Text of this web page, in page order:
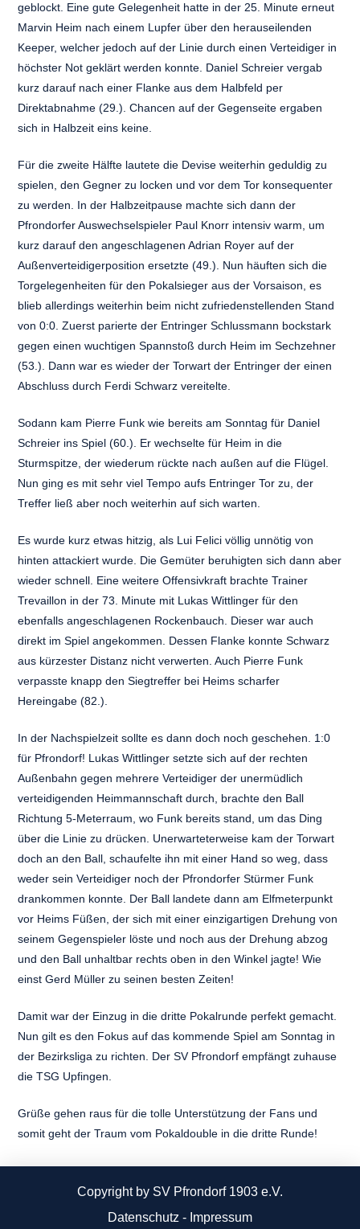
geblockt. Eine gute Gelegenheit hatte in der 25. Minute erneut
Marvin Heim nach einem Lupfer über den herauseilenden
Keeper, welcher jedoch auf der Linie durch einen Verteidiger in
höchster Not geklärt werden konnte. Daniel Schreier vergab
kurz darauf nach einer Flanke aus dem Halbfeld per
Direktabnahme (29.). Chancen auf der Gegenseite ergaben
sich in Halbzeit eins keine.
Für die zweite Hälfte lautete die Devise weiterhin geduldig zu
spielen, den Gegner zu locken und vor dem Tor konsequenter
zu werden. In der Halbzeitpause machte sich dann der
Pfrondorfer Auswechselspieler Paul Knorr intensiv warm, um
kurz darauf den angeschlagenen Adrian Royer auf der
Außenverteidigerposition ersetzte (49.). Nun häuften sich die
Torgelegenheiten für den Pokalsieger aus der Vorsaison, es
blieb allerdings weiterhin beim nicht zufriedenstellenden Stand
von 0:0. Zuerst parierte der Entringer Schlussmann bockstark
gegen einen wuchtigen Spannstoß durch Heim im Sechzehner
(53.). Dann war es wieder der Torwart der Entringer der einen
Abschluss durch Ferdi Schwarz vereitelte.
Sodann kam Pierre Funk wie bereits am Sonntag für Daniel
Schreier ins Spiel (60.). Er wechselte für Heim in die
Sturmspitze, der wiederum rückte nach außen auf die Flügel.
Nun ging es mit sehr viel Tempo aufs Entringer Tor zu, der
Treffer ließ aber noch weiterhin auf sich warten.
Es wurde kurz etwas hitzig, als Lui Felici völlig unnötig von
hinten attackiert wurde. Die Gemüter beruhigten sich dann aber
wieder schnell. Eine weitere Offensivkraft brachte Trainer
Trevaillon in der 73. Minute mit Lukas Wittlinger für den
ebenfalls angeschlagenen Rockenbauch. Dieser war auch
direkt im Spiel angekommen. Dessen Flanke konnte Schwarz
aus kürzester Distanz nicht verwerten. Auch Pierre Funk
verpasste knapp den Siegtreffer bei Heims scharfer
Hereingabe (82.).
In der Nachspielzeit sollte es dann doch noch geschehen. 1:0
für Pfrondorf! Lukas Wittlinger setzte sich auf der rechten
Außenbahn gegen mehrere Verteidiger der unermüdlich
verteidigenden Heimmannschaft durch, brachte den Ball
Richtung 5-Meterraum, wo Funk bereits stand, um das Ding
über die Linie zu drücken. Unerwarteterweise kam der Torwart
doch an den Ball, schaufelte ihn mit einer Hand so weg, dass
weder sein Verteidiger noch der Pfrondorfer Stürmer Funk
drankommen konnte. Der Ball landete dann am Elfmeterpunkt
vor Heims Füßen, der sich mit einer einzigartigen Drehung von
seinem Gegenspieler löste und noch aus der Drehung abzog
und den Ball unhaltbar rechts oben in den Winkel jagte! Wie
einst Gerd Müller zu seinen besten Zeiten!
Damit war der Einzug in die dritte Pokalrunde perfekt gemacht.
Nun gilt es den Fokus auf das kommende Spiel am Sonntag in
der Bezirksliga zu richten. Der SV Pfrondorf empfängt zuhause
die TSG Upfingen.
Grüße gehen raus für die tolle Unterstützung der Fans und
somit geht der Traum vom Pokaldouble in die dritte Runde!
Copyright by SV Pfrondorf 1903 e.V.
Datenschutz - Impressum